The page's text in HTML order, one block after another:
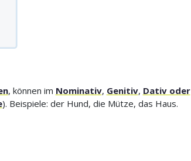
, können im Nominativ, Genitiv, Dativ oder
). Beispiele: der Hund, die Mütze, das Haus.